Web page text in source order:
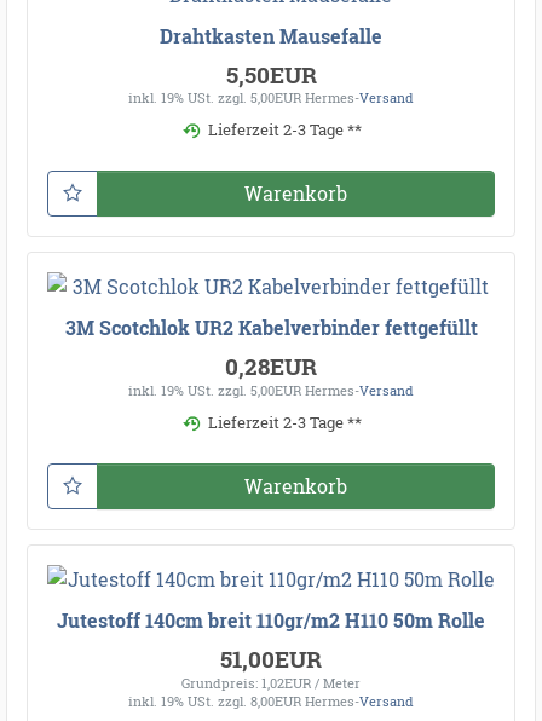
Drahtkasten Mausefalle
5,50EUR
inkl. 19% USt. zzgl. 5,00EUR Hermes-Versand
Lieferzeit 2-3 Tage **
Warenkorb
3M Scotchlok UR2 Kabelverbinder fettgefüllt
0,28EUR
inkl. 19% USt. zzgl. 5,00EUR Hermes-Versand
Lieferzeit 2-3 Tage **
Warenkorb
Jutestoff 140cm breit 110gr/m2 H110 50m Rolle
51,00EUR
Grundpreis: 1,02EUR / Meter
inkl. 19% USt. zzgl. 8,00EUR Hermes-Versand